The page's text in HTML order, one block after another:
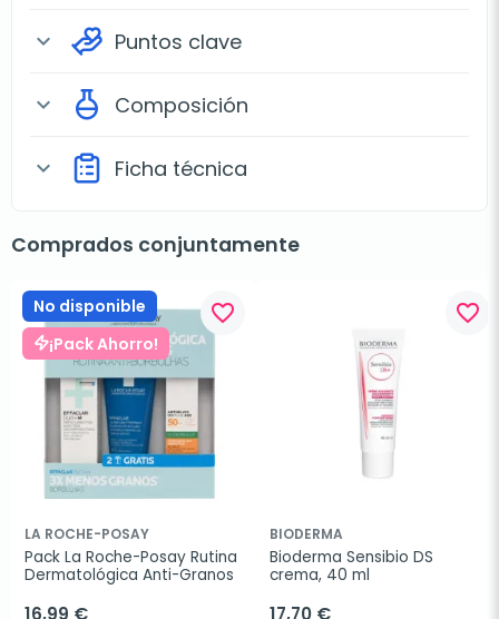
expand_more Puntos clave
expand_more Composición
expand_more Ficha técnica
Comprados conjuntamente
No disponible
¡Pack Ahorro!
favorite_border
LA ROCHE-POSAY
Pack La Roche-Posay Rutina
Dermatológica Anti-Granos
16,99 €
favorite_border
BIODERMA
Bioderma Sensibio DS
crema, 40 ml
17,70 €